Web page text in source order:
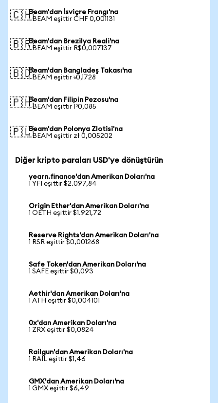
🇨🇭Beam'dan İsviçre Frangı'na
1 BEAM eşittir CHF 0,001131
🇧🇷Beam'dan Brezilya Reali'na
1 BEAM eşittir R$0,007137
🇧🇩Beam'dan Bangladeş Takası'na
1 BEAM eşittir ৳0,1728
🇵🇭Beam'dan Filipin Pezosu'na
1 BEAM eşittir ₱0,085
🇵🇱Beam'dan Polonya Zlotisi'na
1 BEAM eşittir zł 0,005202
Diğer kripto paraları USD'ye dönüştürün
yearn.finance'dan Amerikan Doları'na
1 YFI eşittir $2.097,84
Origin Ether'dan Amerikan Doları'na
1 OETH eşittir $1.921,72
Reserve Rights'dan Amerikan Doları'na
1 RSR eşittir $0,001268
Safe Token'dan Amerikan Doları'na
1 SAFE eşittir $0,093
Aethir'dan Amerikan Doları'na
1 ATH eşittir $0,004101
0x'dan Amerikan Doları'na
1 ZRX eşittir $0,0824
Railgun'dan Amerikan Doları'na
1 RAIL eşittir $1,46
GMX'dan Amerikan Doları'na
1 GMX eşittir $6,49